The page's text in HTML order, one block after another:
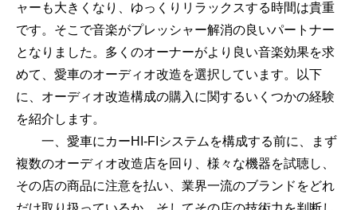
ャーも大きくなり、ゆっくりリラックスする時間は貴重
です。そこで音楽がプレッシャー解消の良いパートナー
となりました。多くのオーナーがより良い音楽効果を求
めて、愛車のオーディオ改造を選択しています。以下
に、オーディオ改造構成の購入に関するいくつかの経験
を紹介します。
一、愛車にカーHI-FIシステムを構成する前に、まず
複数のオーディオ改造店を回り、様々な機器を試聴し、
その店の商品に注意を払い、業界一流のブランドをどれ